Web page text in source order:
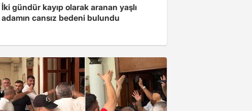
İki gündür kayıp olarak aranan yaşlı
adamın cansız bedeni bulundu